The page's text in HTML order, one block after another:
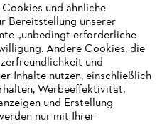
und ähnliche
Bereitstellung unserer
„unbedingt erforderliche
Andere Cookies, die
und
Inhalte nutzen, einschließlich
Werbeeffektivität,
und Erstellung
nur mit Ihrer